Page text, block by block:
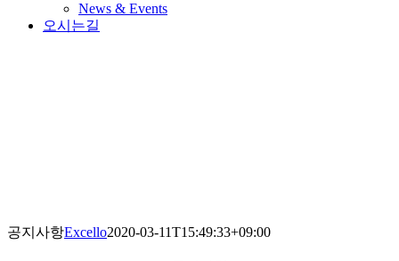
News & Events
오시는길
공지사항Excello2020-03-11T15:49:33+09:00